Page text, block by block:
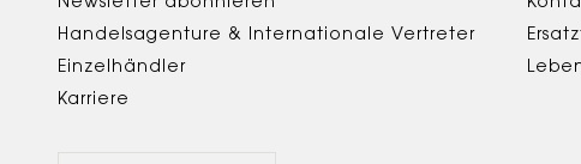
Newsletter abonnieren
Handelsagenture & Internationale Vertreter
Einzelhändler
Karriere